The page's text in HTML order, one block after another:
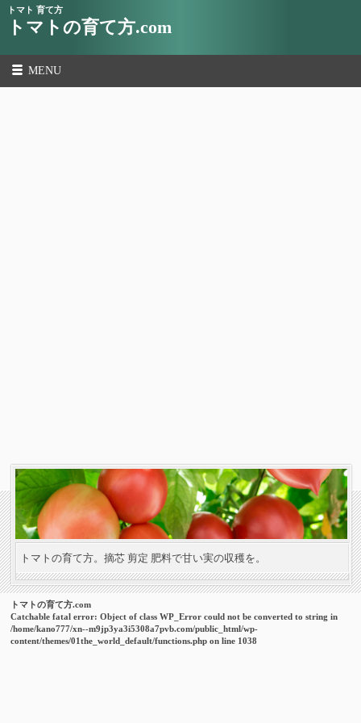
トマト 育て方
トマトの育て方.com
MENU
トマトの育て方。摘芯 剪定 肥料で甘い実の収穫を。
トマトの育て方.com
Catchable fatal error: Object of class WP_Error could not be converted to string in
/home/kano777/xn--m9jp3ya3i5308a7pvb.com/public_html/wp-
content/themes/01the_world_default/functions.php on line 1038